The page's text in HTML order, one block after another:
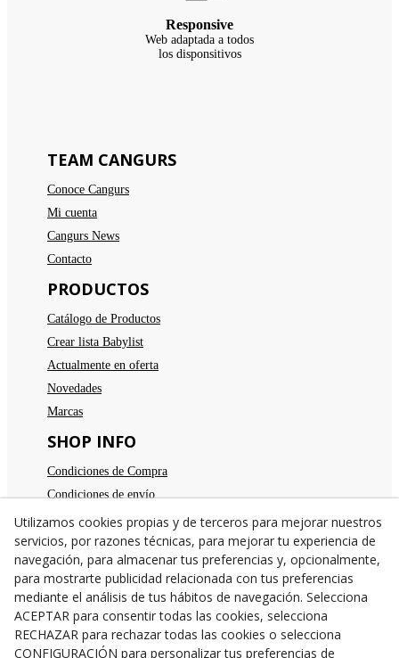
Responsive
Web adaptada a todos
los disponsitivos
TEAM CANGURS
Conoce Cangurs
Mi cuenta
Cangurs News
Contacto
PRODUCTOS
Catálogo de Productos
Crear lista Babylist
Actualmente en oferta
Novedades
Marcas
SHOP INFO
Condiciones de Compra
Condiciones de envío
Devoluciones
Aviso legal
Política de privacidad
Política de cookies
TE ESPERAMOS
C/Santa Anna nº 7
Utilizamos cookies propias y de terceros para mejorar nuestros
servicios, por razones técnicas, para mejorar tu experiencia de
navegación, para almacenar tus preferencias y, opcionalmente,
para mostrarte publicidad relacionada con tus preferencias
mediante el análisis de tus hábitos de navegación. Selecciona
ACEPTAR para consentir todas las cookies, selecciona
RECHAZAR para rechazar todas las cookies o selecciona
CONFIGURACIÓN para personalizar tus preferencias de